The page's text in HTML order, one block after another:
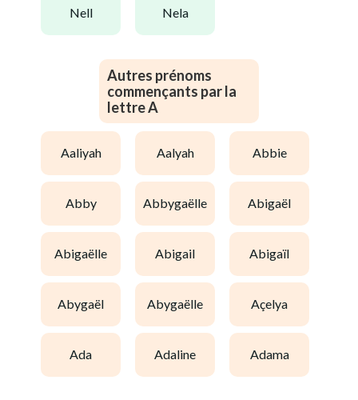
nell nela
Autres prénoms
commençants par la
lettre A
aaliyah aalyah abbie
abby abbygaëlle abigaël
abigaëlle abigail abigaïl
abygaël abygaëlle açelya
ada adaline adama